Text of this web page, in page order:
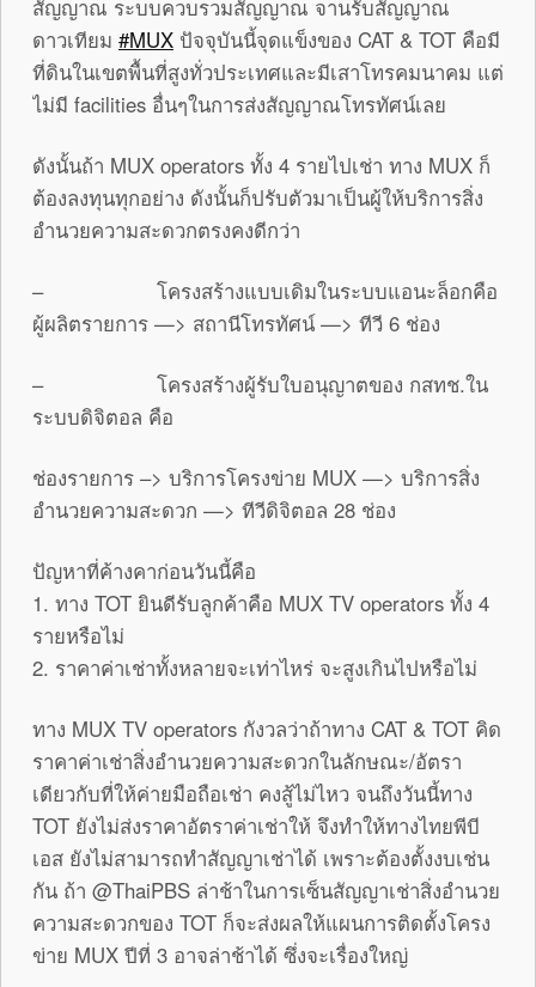
สัญญาณ ระบบควบรวมสัญญาณ จานรับสัญญาณ
ดาวเทียม ‪#‎MUX ปัจจุบันนี้จุดแข็งของ CAT & TOT คือมี
ที่ดินในเขตพื้นที่สูงทั่วประเทศและมีเสาโทรคมนาคม แต่
ไม่มี facilities อื่นๆในการส่งสัญญาณโทรทัศน์เลย
ดังนั้นถ้า MUX operators ทั้ง 4 รายไปเช่า ทาง MUX ก็
ต้องลงทุนทุกอย่าง ดังนั้นก็ปรับตัวมาเป็นผู้ให้บริการสิ่ง
อำนวยความสะดวกตรงคงดีกว่า
– โครงสร้างแบบเดิมในระบบแอนะล็อกคือ
ผู้ผลิตรายการ —> สถานีโทรทัศน์ —> ทีวี 6 ช่อง
– โครงสร้างผู้รับใบอนุญาตของ กสทช.ใน
ระบบดิจิตอล คือ
ช่องรายการ –> บริการโครงข่าย MUX —> บริการสิ่ง
อำนวยความสะดวก —> ทีวีดิจิตอล 28 ช่อง
ปัญหาที่ค้างคาก่อนวันนี้คือ
1. ทาง TOT ยินดีรับลูกค้าคือ MUX TV operators ทั้ง 4
รายหรือไม่
2. ราคาค่าเช่าทั้งหลายจะเท่าไหร่ จะสูงเกินไปหรือไม่
ทาง MUX TV operators กังวลว่าถ้าทาง CAT & TOT คิด
ราคาค่าเช่าสิ่งอำนวยความสะดวกในลักษณะ/อัตรา
เดียวกับที่ให้ค่ายมือถือเช่า คงสู้ไม่ไหว จนถึงวันนี้ทาง
TOT ยังไม่ส่งราคาอัตราค่าเช่าให้ จึงทำให้ทางไทยพีบี
เอส ยังไม่สามารถทำสัญญาเช่าได้ เพราะต้องตั้งงบเช่น
กัน ถ้า @ThaiPBS ล่าช้าในการเซ็นสัญญาเช่าสิ่งอำนวย
ความสะดวกของ TOT ก็จะส่งผลให้แผนการติดตั้งโครง
ข่าย MUX ปีที่ 3 อาจล่าช้าได้ ซึ่งจะเรื่องใหญ่